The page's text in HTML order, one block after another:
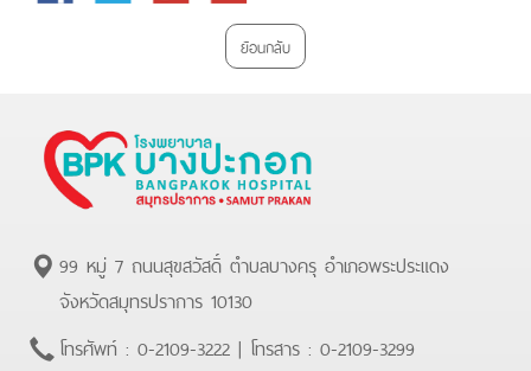
ย้อนกลับ
99 หมู่ 7 ถนนสุขสวัสดิ์ ตำบลบางครุ อำเภอพระประแดง
จังหวัดสมุทรปราการ 10130
โทรศัพท์ : 0-2109-3222 | โทรสาร : 0-2109-3299